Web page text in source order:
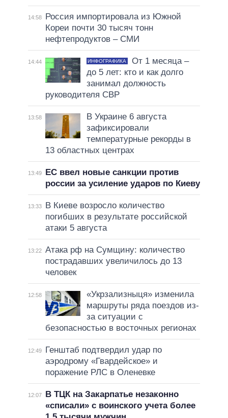
14:58
Россия импортировала из Южной
Кореи почти 30 тысяч тонн
нефтепродуктов – СМИ
14:44 ИНФОГРАФИКА
От 1 месяца –
до 5 лет: кто и как долго
занимал должность
руководителя СВР
13:58
В Украине 6 августа
зафиксировали
температурные рекорды в
13 областных центрах
13:49
ЕС ввел новые санкции против
россии за усиление ударов по Киеву
13:33
В Киеве возросло количество
погибших в результате российской
атаки 5 августа
13:22 Атака рф на Сумщину: количество
пострадавших увеличилось до 13
человек
12:58
«Укрзализныця» изменила
маршруты ряда поездов из-
за ситуации с
безопасностью в восточных регионах
12:49
Генштаб подтвердил удар по
аэродрому «Гвардейское» и
поражение РЛС в Оленевке
12:07
В ТЦК на Закарпатье незаконно
«списали» с воинского учета более